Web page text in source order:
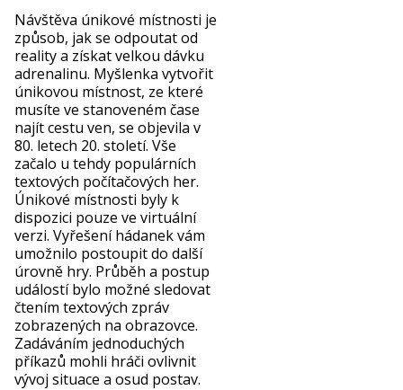
Návštěva únikové místnosti je
způsob, jak se odpoutat od
reality a získat velkou dávku
adrenalinu. Myšlenka vytvořit
únikovou místnost, ze které
musíte ve stanoveném čase
najít cestu ven, se objevila v
80. letech 20. století. Vše
začalo u tehdy populárních
textových počítačových her.
Únikové místnosti byly k
dispozici pouze ve virtuální
verzi. Vyřešení hádanek vám
umožnilo postoupit do další
úrovně hry. Průběh a postup
událostí bylo možné sledovat
čtením textových zpráv
zobrazených na obrazovce.
Zadáváním jednoduchých
příkazů mohli hráči ovlivnit
vývoj situace a osud postav.